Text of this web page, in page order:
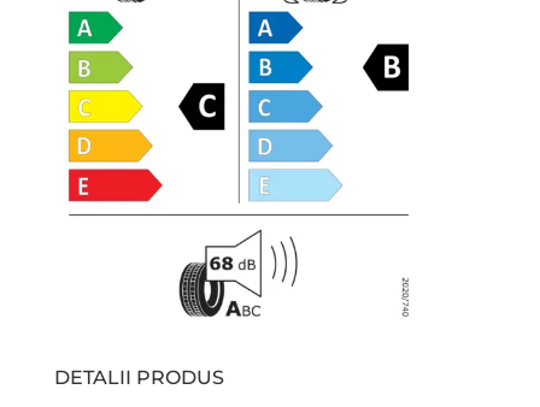
DETALII PRODUS